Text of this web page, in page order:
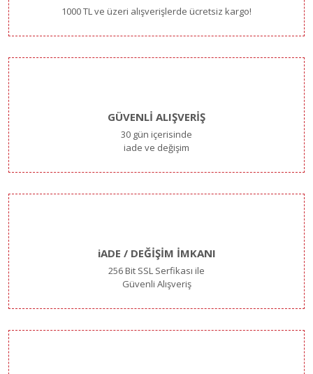
1000 TL ve üzeri alışverişlerde ücretsiz kargo!
GÜVENLİ ALIŞVERİŞ
30 gün içerisinde
iade ve değişim
iADE / DEĞİŞİM İMKANI
256 Bit SSL Serfikası ile
Güvenli Alışveriş